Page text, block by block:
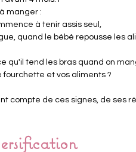
manger :
à tenir assis seul,
quand le bébé repousse les
qu'il tend les bras quand on
et vos aliments ?
compte de ces signes, de ses